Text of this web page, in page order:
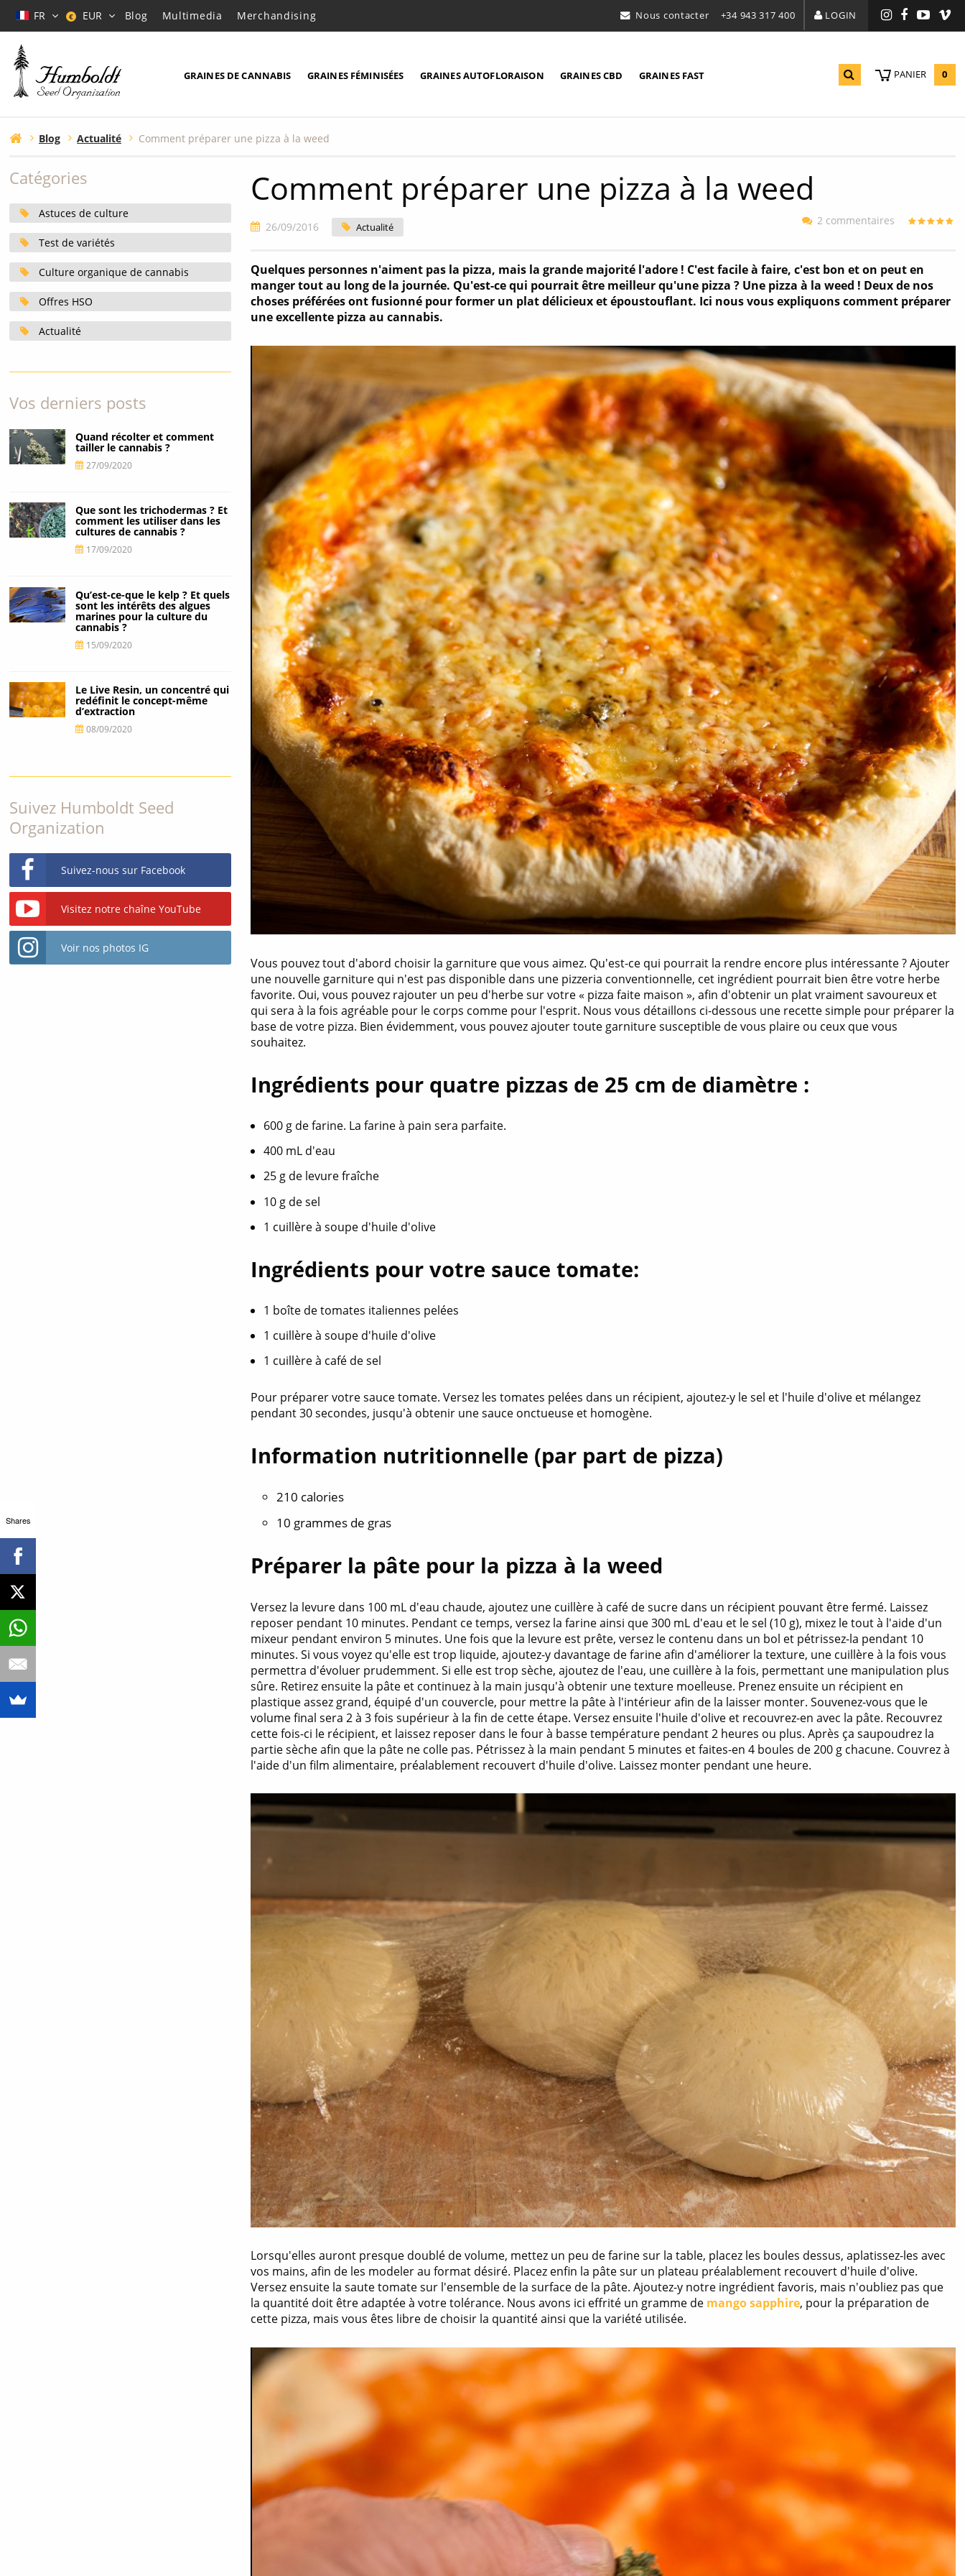
FR € EUR Blog Multimedia Merchandising Nous contacter +34 943 317 400 LOGIN Instagram
Facebook
GRAINES DE CANNABIS GRAINES FÉMINISÉES GRAINES AUTOFLORAISON GRAINES CBD GRAINES FAST PANIER 0
Blog Actualité Comment préparer une pizza à la weed
Comment préparer une pizza à la weed
26/09/2016 Actualité 2 commentaires
Quelques personnes n'aiment pas la pizza, mais la grande majorité l'adore ! C'est facile à faire, c'est bon et on peut en
manger tout au long de la journée. Qu'est-ce qui pourrait être meilleur qu'une pizza ? Une pizza à la weed ! Deux de nos
choses préférées ont fusionné pour former un plat délicieux et époustouflant. Ici nous vous expliquons comment préparer
une excellente pizza au cannabis.
Vous pouvez tout d'abord choisir la garniture que vous aimez. Qu'est-ce qui pourrait la rendre encore plus intéressante ? Ajouter
une nouvelle garniture qui n'est pas disponible dans une pizzeria conventionnelle, cet ingrédient pourrait bien être votre herbe
favorite. Oui, vous pouvez rajouter un peu d'herbe sur votre « pizza faite maison », afin d'obtenir un plat vraiment savoureux et
qui sera à la fois agréable pour le corps comme pour l'esprit. Nous vous détaillons ci-dessous une recette simple pour préparer la
base de votre pizza. Bien évidemment, vous pouvez ajouter toute garniture susceptible de vous plaire ou ceux que vous
souhaitez.
Ingrédients pour quatre pizzas de 25 cm de diamètre :
600 g de farine. La farine à pain sera parfaite.
400 mL d'eau
25 g de levure fraîche
10 g de sel
1 cuillère à soupe d'huile d'olive
Ingrédients pour votre sauce tomate:
1 boîte de tomates italiennes pelées
1 cuillère à soupe d'huile d'olive
1 cuillère à café de sel
Pour préparer votre sauce tomate. Versez les tomates pelées dans un récipient, ajoutez-y le sel et l'huile d'olive et mélangez
pendant 30 secondes, jusqu'à obtenir une sauce onctueuse et homogène.
Information nutritionnelle (par part de pizza)
210 calories
10 grammes de gras
Préparer la pâte pour la pizza à la weed
Versez la levure dans 100 mL d'eau chaude, ajoutez une cuillère à café de sucre dans un récipient pouvant être fermé. Laissez
reposer pendant 10 minutes. Pendant ce temps, versez la farine ainsi que 300 mL d'eau et le sel (10 g), mixez le tout à l'aide d'un
mixeur pendant environ 5 minutes. Une fois que la levure est prête, versez le contenu dans un bol et pétrissez-la pendant 10
minutes. Si vous voyez qu'elle est trop liquide, ajoutez-y davantage de farine afin d'améliorer la texture, une cuillère à la fois vous
permettra d'évoluer prudemment. Si elle est trop sèche, ajoutez de l'eau, une cuillère à la fois, permettant une manipulation plus
sûre. Retirez ensuite la pâte et continuez à la main jusqu'à obtenir une texture moelleuse. Prenez ensuite un récipient en
plastique assez grand, équipé d'un couvercle, pour mettre la pâte à l'intérieur afin de la laisser monter. Souvenez-vous que le
volume final sera 2 à 3 fois supérieur à la fin de cette étape. Versez ensuite l'huile d'olive et recouvrez-en avec la pâte. Recouvrez
cette fois-ci le récipient, et laissez reposer dans le four à basse température pendant 2 heures ou plus. Après ça saupoudrez la
partie sèche afin que la pâte ne colle pas. Pétrissez à la main pendant 5 minutes et faites-en 4 boules de 200 g chacune. Couvrez à
l'aide d'un film alimentaire, préalablement recouvert d'huile d'olive. Laissez monter pendant une heure.
Lorsqu'elles auront presque doublé de volume, mettez un peu de farine sur la table, placez les boules dessus, aplatissez-les avec
vos mains, afin de les modeler au format désiré. Placez enfin la pâte sur un plateau préalablement recouvert d'huile d'olive.
Versez ensuite la saute tomate sur l'ensemble de la surface de la pâte. Ajoutez-y notre ingrédient favoris, mais n'oubliez pas que
la quantité doit être adaptée à votre tolérance. Nous avons ici effrité un gramme de mango sapphire, pour la préparation de
cette pizza, mais vous êtes libre de choisir la quantité ainsi que la variété utilisée.
Catégories
Astuces de culture
Test de variétés
Culture organique de cannabis
Offres HSO
Actualité
Vos derniers posts
Quand récolter et comment
tailler le cannabis ?
27/09/2020
Que sont les trichodermas ? Et
comment les utiliser dans les
cultures de cannabis ?
17/09/2020
Qu’est-ce-que le kelp ? Et quels
sont les intérêts des algues
marines pour la culture du
cannabis ?
15/09/2020
Le Live Resin, un concentré qui
redéfinit le concept-même
d’extraction
08/09/2020
Suivez Humboldt Seed
Organization
Suivez-nous sur Facebook
Visitez notre chaîne YouTube
Voir nos photos IG
Shares